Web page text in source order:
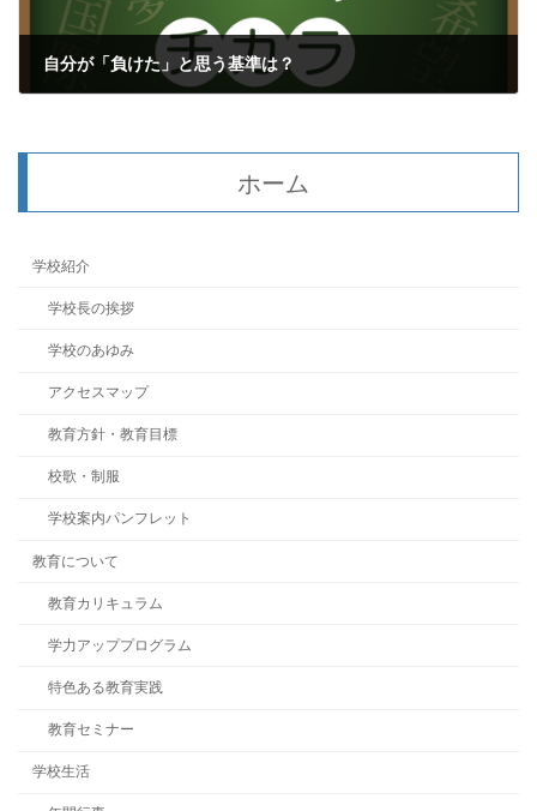
自分が「負けた」と思う基準は？
ホーム
学校紹介
学校長の挨拶
学校のあゆみ
アクセスマップ
教育方針・教育目標
校歌・制服
学校案内パンフレット
教育について
教育カリキュラム
学力アッププログラム
特色ある教育実践
教育セミナー
学校生活